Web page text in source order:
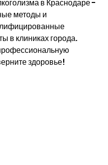
в Краснодаре -
методы и
в клиниках города.
здоровье!